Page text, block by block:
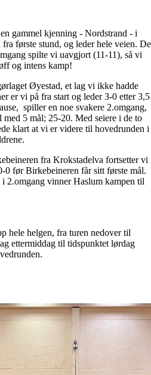
gammel kjenning - Nordstrand - i
første stund, og leder hele veien.
spilte vi uavgjort (11-11), så vi
og intens kamp!
Øyestad, et lag vi ikke hadde
er vi på fra start og leder 3-0 etter 3,5
spiller en noe svakere 2.omgang,
5 mål; 25-20. Med seiere i de to
klart at vi er videre til hovedrunden i
fra Krokstadelva fortsetter vi
0 før Birkebeineren får sitt første mål.
2.omgang vinner Haslum kampen til
hele helgen, fra turen nedover til
ettermiddag til tidspunktet lørdag